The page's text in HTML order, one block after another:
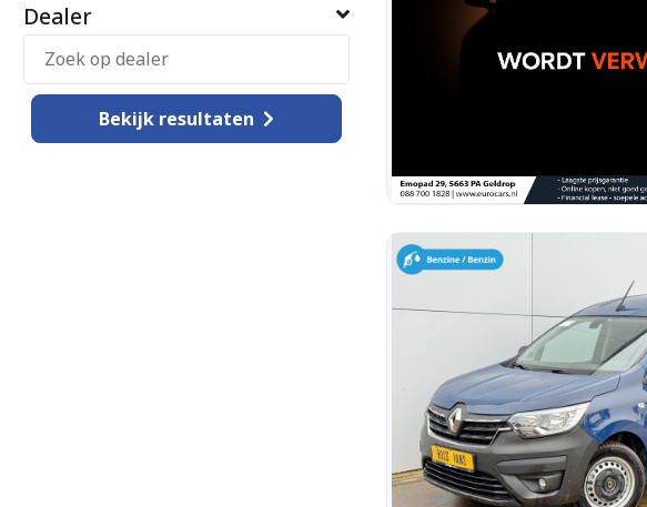
Dealer
Bekijk resultaten